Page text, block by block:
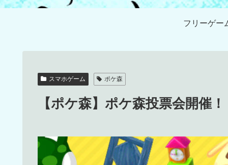
フリーゲー
スマホゲーム ポケ森
【ポケ森】ポケ森投票会開催！